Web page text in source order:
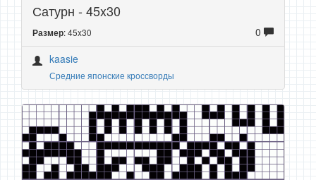
Сатурн - 45x30
Размер: 45x30
0
kaasie
Средние японские кроссворды